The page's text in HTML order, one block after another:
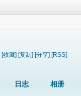
[收藏] [复制] [分享] [RSS]
日志 相册